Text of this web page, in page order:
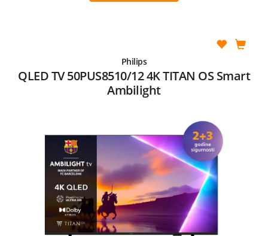
Philips
QLED TV 50PUS8510/12 4K TITAN OS Smart
Ambilight